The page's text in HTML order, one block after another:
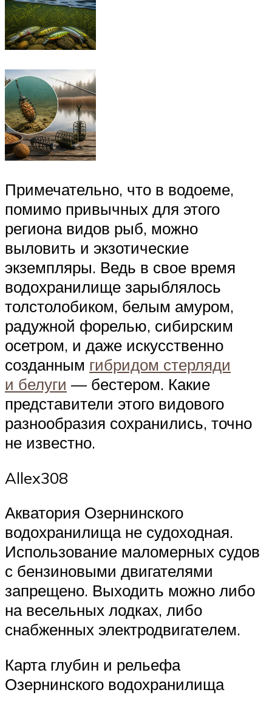
Примечательно, что в водоеме,
помимо привычных для этого
региона видов рыб, можно
выловить и экзотические
экземпляры. Ведь в свое время
водохранилище зарыблялось
толстолобиком, белым амуром,
радужной форелью, сибирским
осетром, и даже искусственно
созданным гибридом стерляди
и белуги — бестером. Какие
представители этого видового
разнообразия сохранились, точно
не известно.
Allex308
Акватория Озернинского
водохранилища не судоходная.
Использование маломерных судов
с бензиновыми двигателями
запрещено. Выходить можно либо
на весельных лодках, либо
снабженных электродвигателем.
Карта глубин и рельефа
Озернинского водохранилища